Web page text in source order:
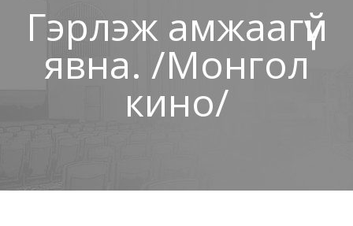
Гэрлэж амжаагүй
явна. /Монгол
кино/